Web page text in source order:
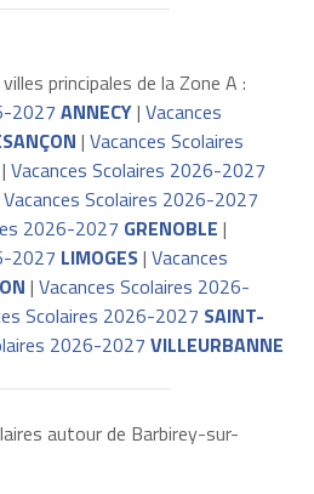
principales de la Zone A :
2027 ANNECY| Vacances
| Vacances Scolaires
Vacances Scolaires 2026-2027
Vacances Scolaires 2026-2027
2026-2027 GRENOBLE |
2027 LIMOGES| Vacances
| Vacances Scolaires 2026-
Scolaires 2026-2027 SAINT-
2026-2027 VILLEURBANNE
autour de Barbirey-sur-